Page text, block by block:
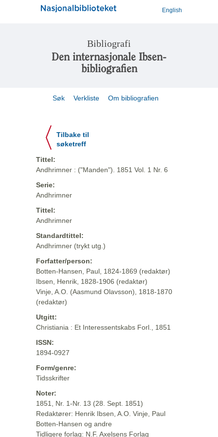
English
Bibliografi
Den internasjonale Ibsen-
bibliografien
Søk Verkliste Om bibliografien
Tilbake til
søketreff
Tittel:
Andhrimner : ("Manden"). 1851 Vol. 1 Nr. 6
Serie:
Andhrimner
Tittel:
Andhrimner
Standardtittel:
Andhrimner (trykt utg.)
Forfatter/person:
Botten-Hansen, Paul, 1824-1869 (redaktør)
Ibsen, Henrik, 1828-1906 (redaktør)
Vinje, A.O. (Aasmund Olavsson), 1818-1870
(redaktør)
Utgitt:
Christiania : Et Interessentskabs Forl., 1851
ISSN:
1894-0927
Form/genre:
Tidsskrifter
Noter:
1851, Nr. 1-Nr. 13 (28. Sept. 1851)
Redaktører: Henrik Ibsen, A.O. Vinje, Paul
Botten-Hansen og andre
Tidligere forlag: N.F. Axelsens Forlag